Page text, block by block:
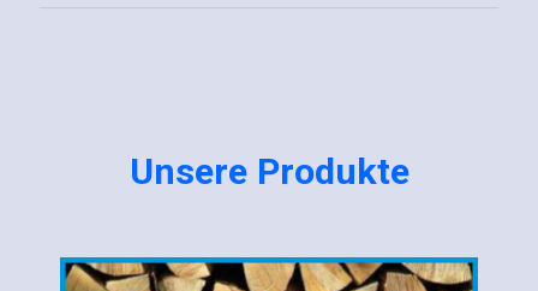
Unsere Produkte